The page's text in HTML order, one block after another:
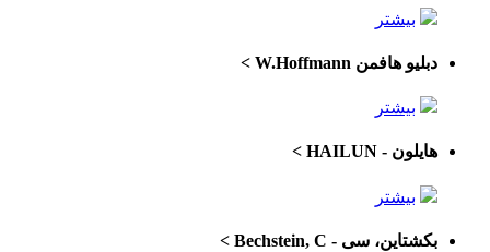
بیشتر
دبلیو هافمن W.Hoffmann >
بیشتر
هایلون - HAILUN >
بیشتر
بکشتاین، سی - Bechstein, C >